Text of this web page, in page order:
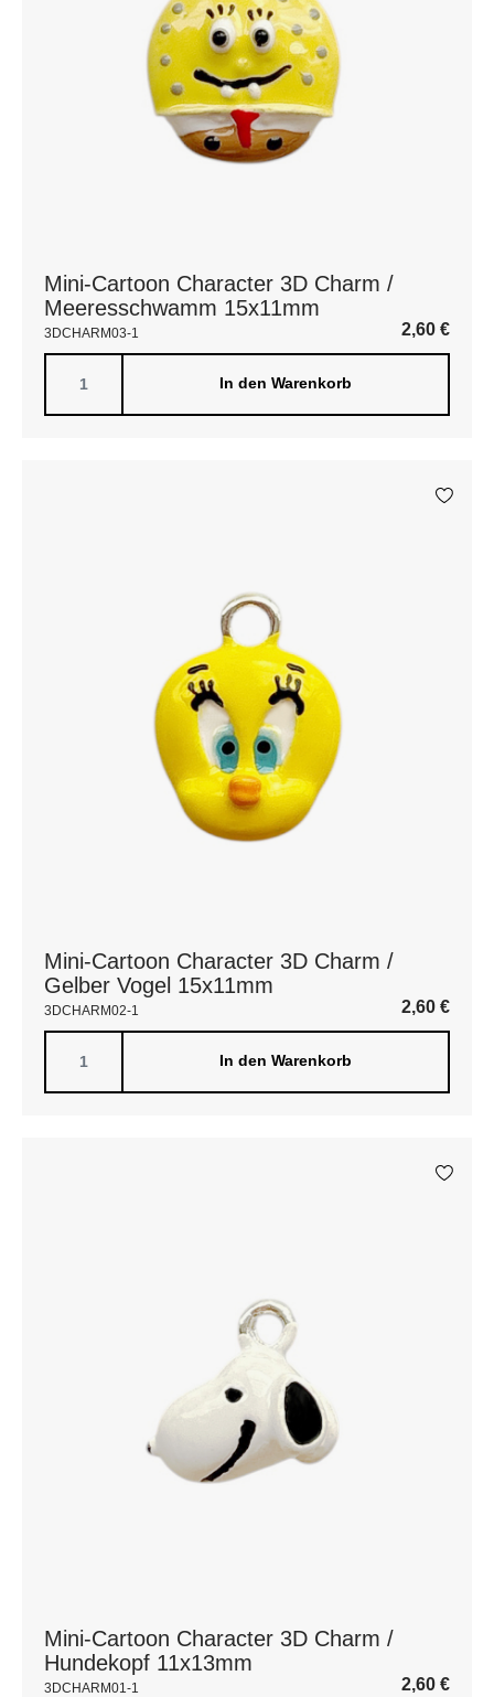
Mini-Cartoon Character 3D Charm /
Meeresschwamm 15x11mm
3DCHARM03-1 2,60 €
In den Warenkorb
Mini-Cartoon Character 3D Charm /
Gelber Vogel 15x11mm
3DCHARM02-1 2,60 €
In den Warenkorb
Mini-Cartoon Character 3D Charm /
Hundekopf 11x13mm
3DCHARM01-1 2,60 €